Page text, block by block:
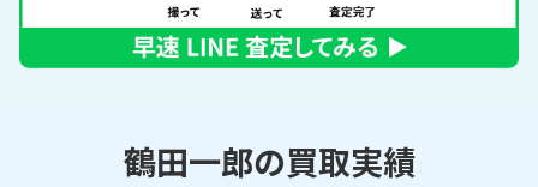
鶴田一郎の買取実績